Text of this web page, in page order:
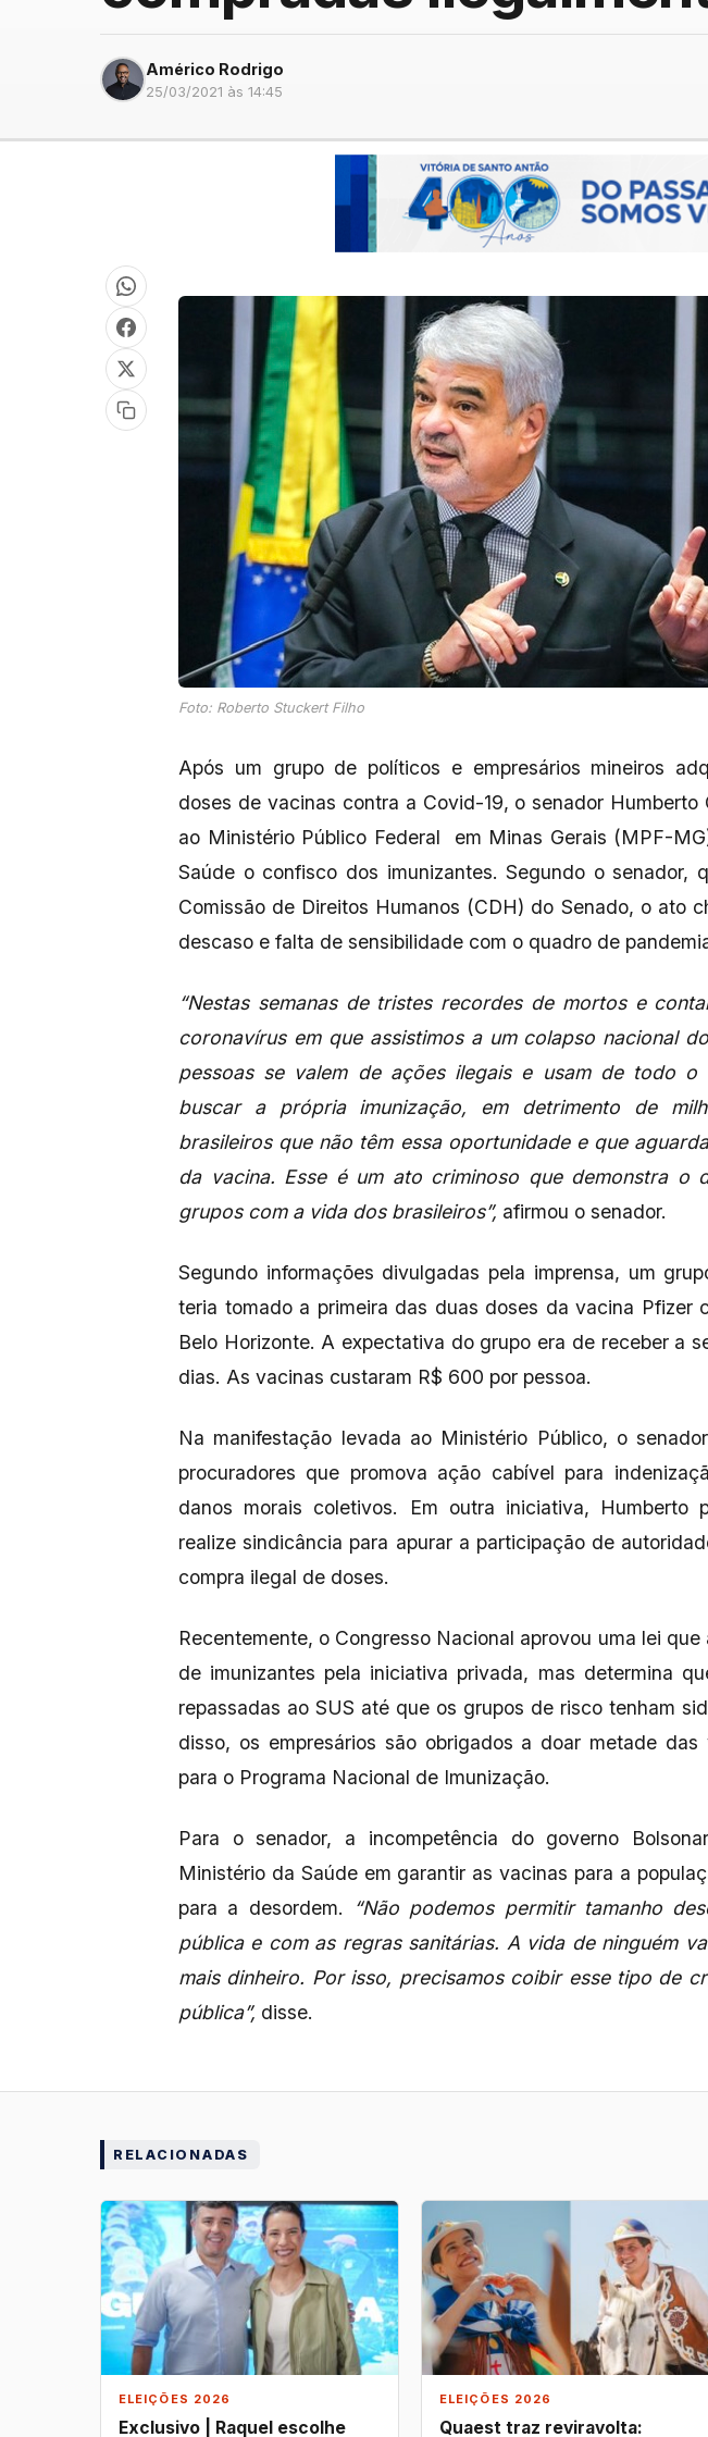
Américo Rodrigo
25/03/2021 às 14:45
Foto: Roberto Stuckert Filho
Após um grupo de políticos e empresários mineiros
doses de vacinas contra a Covid-19, o senador Humberto
ao Ministério Público Federal em Minas Gerais (MPF-
Saúde o confisco dos imunizantes. Segundo o senador,
Comissão de Direitos Humanos (CDH) do Senado, o ato
descaso e falta de sensibilidade com o quadro de
“Nestas semanas de tristes recordes de mortos e
coronavírus em que assistimos a um colapso nacional
pessoas se valem de ações ilegais e usam de todo o
buscar a própria imunização, em detrimento de
brasileiros que não têm essa oportunidade e que
da vacina. Esse é um ato criminoso que demonstra o
grupos com a vida dos brasileiros”, afirmou o senador.
Segundo informações divulgadas pela imprensa, um
teria tomado a primeira das duas doses da vacina Pfizer
Belo Horizonte. A expectativa do grupo era de receber a
dias. As vacinas custaram R$ 600 por pessoa.
Na manifestação levada ao Ministério Público, o
procuradores que promova ação cabível para
danos morais coletivos. Em outra iniciativa, Humberto
realize sindicância para apurar a participação de
compra ilegal de doses.
Recentemente, o Congresso Nacional aprovou uma lei
de imunizantes pela iniciativa privada, mas determina
repassadas ao SUS até que os grupos de risco tenham
disso, os empresários são obrigados a doar metade das
para o Programa Nacional de Imunização.
Para o senador, a incompetência do governo
Ministério da Saúde em garantir as vacinas para a
para a desordem.
“Não podemos permitir tamanho
pública e com as regras sanitárias. A vida de ninguém
mais dinheiro. Por isso, precisamos coibir esse tipo de
pública”, disse.
RELACIONADAS
ELEIÇÕES 2026
Exclusivo | Raquel escolhe
ELEIÇÕES 2026
Quaest traz reviravolta: